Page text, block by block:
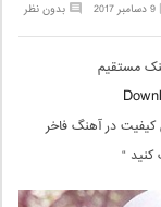
بدون نظر 9 دسامبر 2017
مستقیم
کیفیت در آهنگ فاخر
“